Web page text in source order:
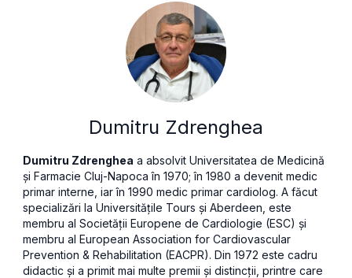
Dumitru Zdrenghea
Dumitru Zdrenghea a absolvit Universitatea de Medicină
și Farmacie Cluj-Napoca în 1970; în 1980 a devenit medic
primar interne, iar în 1990 medic primar cardiolog. A făcut
specializări la Universităţile Tours şi Aberdeen, este
membru al Societății Europene de Cardiologie (ESC) şi
membru al European Association for Cardiovascular
Prevention & Rehabilitation (EACPR). Din 1972 este cadru
didactic şi a primit mai multe premii şi distincţii, printre care